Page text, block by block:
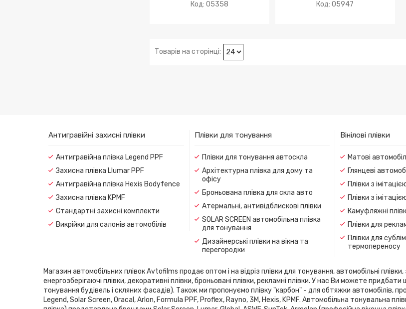
05358 05947
Антигравійні захисні плівки
Антигравійна плівка Legend PPF
Захисна плівка Llumar PPF
Антигравійна плівка Hexis Bodyfence
Захисна плівка KPMF
Стандартні захисні комплекти
Викрійки для салонів автомобілів
Плівки для тонування
Плівки для тонування автоскла
Архітектурна плівка для дому та
офісу
Броньована плівка для скла авто
Атермальні, антивідблискові плівки
SOLAR SCREEN автомобільна плівка
для тонування
Дизайнерські плівки на вікна та
перегородки
Вінілові плівки
Матові
Глянцеві
Плівки з
Плівки з
Камуфляжні
Плівки для
Плівки для
термопереносу
Магазин автомобільних плівок Avtofilms продає оптом і на відріз плівки для тонування, автомобільні
енергозберігаючі плівки, декоративні плівки, броньовані плівки, рекламні плівки. У нас Ви можете
тонування будівель і скляних фасадів). Також ми пропонуємо плівку "карбон" - для обтяжки автомобілів,
Legend, Solar Screen, Oracal, Arlon, Formula PPF, Proflex, Rayno, 3М, Hexis, KPMF. Автомобільна тонувальна